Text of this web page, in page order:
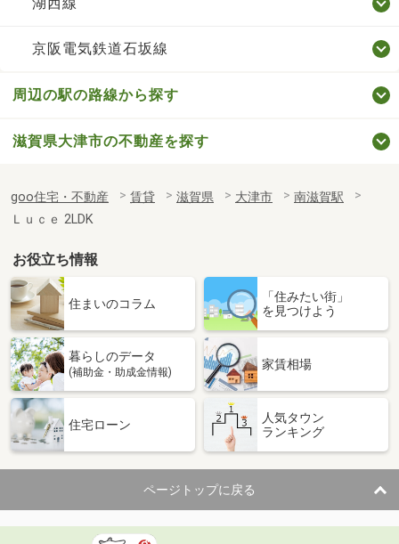
京阪電気鉄道石坂線
周辺の駅の路線から探す
滋賀県大津市の不動産を探す
goo住宅・不動産 賃貸 滋賀県 大津市
南滋賀駅
Ｌｕｃｅ 2LDK
お役立ち情報
住まいのコラム
「住みたい街」
を見つけよう
暮らしのデータ
(補助金・助成金情報)
家賃相場
住宅ローン
人気タウン
ランキング
ページトップに戻る